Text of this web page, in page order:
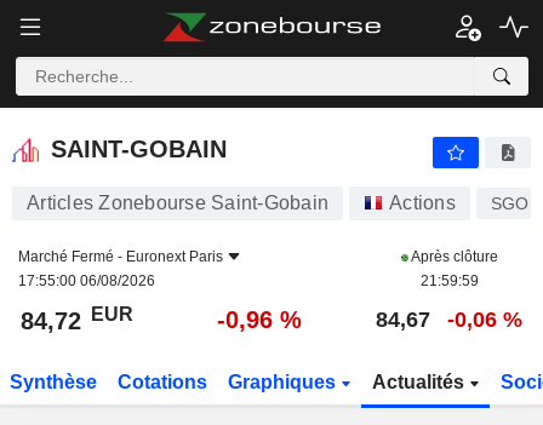
SAINT-GOBAIN
SAINT-GOBAIN
Articles Zonebourse Saint-Gobain Actions SGO
Marché Fermé - Euronext Paris
17:55:00 06/08/2026
Après clôture
21:59:59
84,72 EUR -0,96 % 84,67 -0,06 %
Synthèse Cotations Graphiques Actualités